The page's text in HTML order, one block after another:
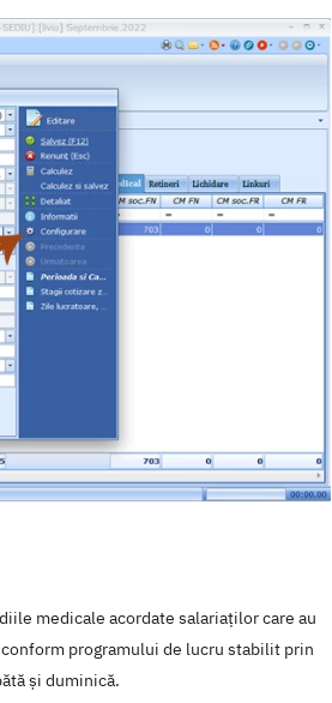
medicale acordate salariaților care au
programului de lucru stabilit prin
și duminică.